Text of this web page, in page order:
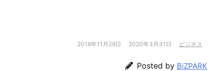
2016年11月29日 2020年3月31日 ビジネス
Posted by BiZPARK